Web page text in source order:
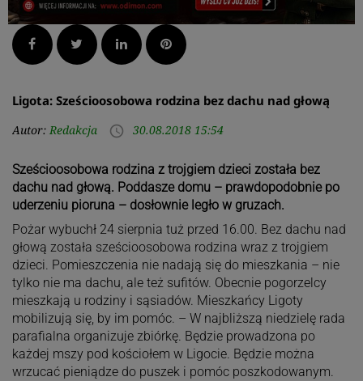
Facebook Twitter LinkedInPinterest
Ligota: Sześcioosobowa rodzina bez dachu nad głową
Autor: Redakcja access_time 30.08.2018 15:54
Sześcioosobowa rodzina z trojgiem dzieci została bez
dachu nad głową. Poddasze domu – prawdopodobnie po
uderzeniu pioruna – dosłownie legło w gruzach.
Pożar wybuchł 24 sierpnia tuż przed 16.00. Bez dachu nad
głową została sześcioosobowa rodzina wraz z trojgiem
dzieci. Pomieszczenia nie nadają się do mieszkania – nie
tylko nie ma dachu, ale też sufitów. Obecnie pogorzelcy
mieszkają u rodziny i sąsiadów. Mieszkańcy Ligoty
mobilizują się, by im pomóc. – W najbliższą niedzielę rada
parafialna organizuje zbiórkę. Będzie prowadzona po
każdej mszy pod kościołem w Ligocie. Będzie można
wrzucać pieniądze do puszek i pomóc poszkodowanym.